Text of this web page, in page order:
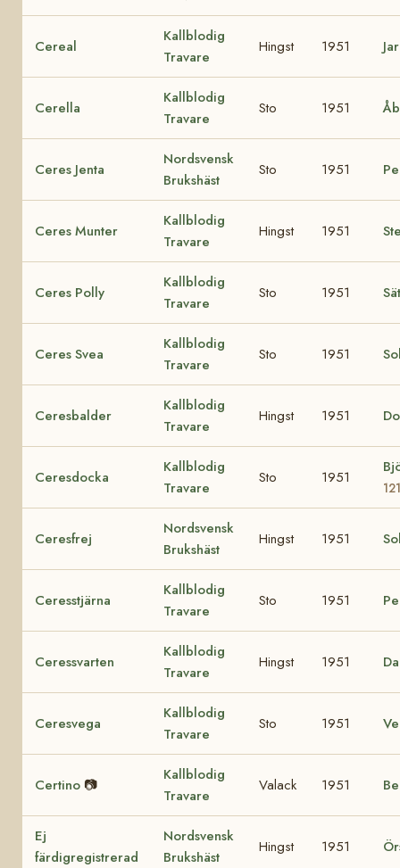
Cereal
Kallblodig
Travare
Hingst 1951
Cerella
Kallblodig
Travare
Sto 1951
Ceres Jenta
Nordsvensk
Brukshäst
Sto 1951
Ceres Munter
Kallblodig
Travare
Hingst 1951
Ceres Polly
Kallblodig
Travare
Sto 1951
Ceres Svea
Kallblodig
Travare
Sto 1951
Ceresbalder
Kallblodig
Travare
Hingst 1951
Ceresdocka
Kallblodig
Travare
Sto 1951
Ceresfrej
Nordsvensk
Brukshäst
Hingst 1951
Ceresstjärna
Kallblodig
Travare
Sto 1951
Ceressvarten
Kallblodig
Travare
Hingst 1951
Ceresvega
Kallblodig
Travare
Sto 1951
Certino 📷
Kallblodig
Travare
Valack 1951
Ej
färdigregistrerad
Nordsvensk
Brukshäst
Hingst 1951